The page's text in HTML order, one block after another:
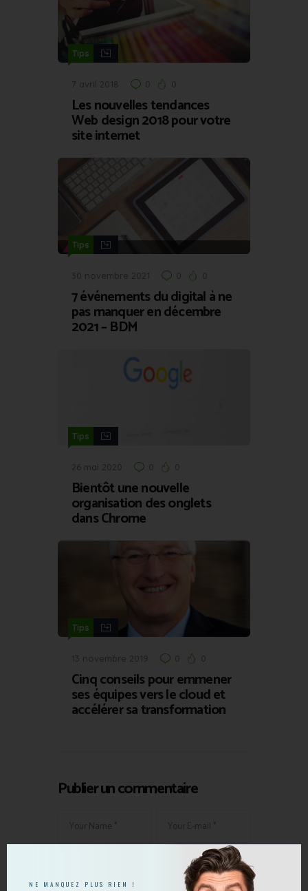
Tips
7 avril 2018 0 0
Les nouvelles tendances
Web design 2018 pour votre
site internet
Tips
30 novembre 2021 0 0
7 événements du digital à ne
pas manquer en décembre
2021 – BDM
Tips
26 mai 2020 0 0
Bientôt une nouvelle
organisation des onglets
dans Chrome
Tips
13 novembre 2019 0 0
Cinq conseils pour emmener
ses équipes vers le cloud et
accélérer sa transformation
Publier un commentaire
NE MANQUEZ PLUS RIEN !